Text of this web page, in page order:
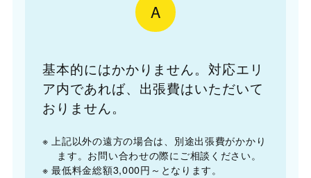
A
基本的にはかかりません。対応エリ
ア内であれば、出張費はいただいて
おりません。
※ 上記以外の遠方の場合は、別途出張費がかかり
ます。お問い合わせの際にご相談ください。
※ 最低料金総額3,000円～となります。